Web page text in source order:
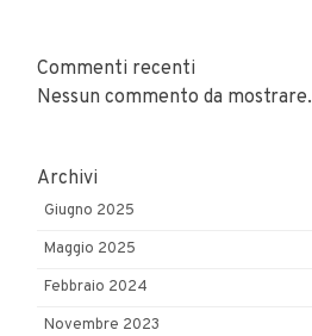
Commenti recenti
Nessun commento da mostrare.
Archivi
Giugno 2025
Maggio 2025
Febbraio 2024
Novembre 2023